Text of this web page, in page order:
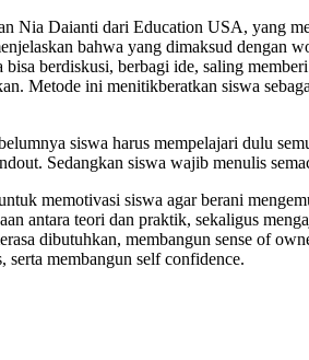
Nia Daianti dari Education USA, yang
bahwa yang dimaksud dengan
berdiskusi, berbagi ide, saling
Metode ini menitikberatkan siswa
siswa harus mempelajari dulu
Sedangkan siswa wajib menulis
memotivasi siswa agar berani
antara teori dan praktik, sekaligus
dibutuhkan, membangun sense of
serta membangun self confidence.